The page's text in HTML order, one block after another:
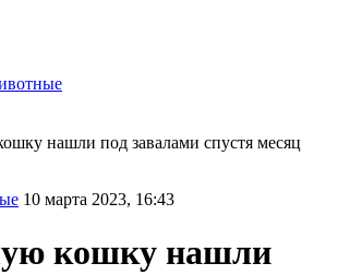
нашли под завалами спустя месяц
10 марта 2023, 16:43
кошку нашли